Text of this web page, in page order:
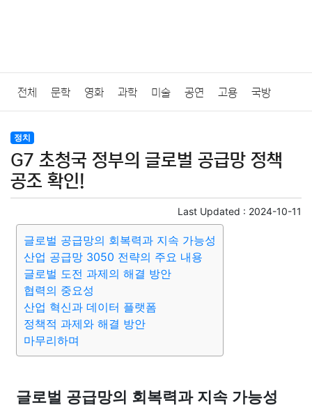
전체 문학 영화 과학 미술 공연 고용 국방
법률
질병 가요 방송 일상 주식 암호화폐 블록체인
미용 증권 인테리어
요리 상품리뷰 원예 금융 게임 스포츠
대출 자동차 취미 여행
종교 사회 정치 건강
부동산 외국어 교육 교통 생활 기타
정치
G7 초청국 정부의 글로벌 공급망 정책
공조 확인!
Last Updated : 2024-10-11
글로벌 공급망의 회복력과 지속 가능성
산업 공급망 3050 전략의 주요 내용
글로벌 도전 과제의 해결 방안
협력의 중요성
산업 혁신과 데이터 플랫폼
정책적 과제와 해결 방안
마무리하며
글로벌 공급망의 회복력과 지속 가능성